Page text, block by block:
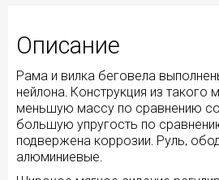
Описание
Рама и вилка беговела
нейлона. Конструкция из такого
меньшую массу по сравнению со
большую упругость по
подвержена коррозии. Руль,
алюминиевые.